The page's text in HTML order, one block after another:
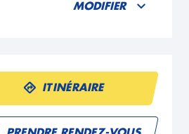
MODIFIER
ITINÉRAIRE